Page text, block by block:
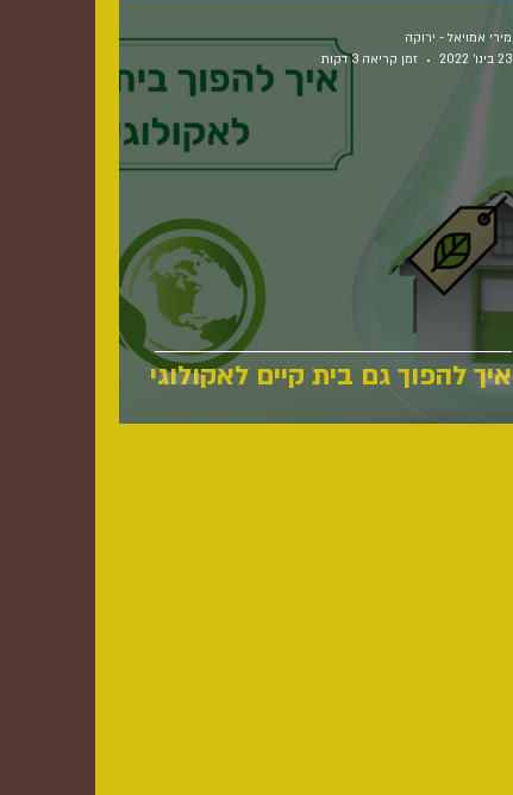
איך להפוך גם בית קיים לאקולוגי
מירי אמויאל - ירוקה
23 בינו׳ 2022
זמן קריאה 3 דקות